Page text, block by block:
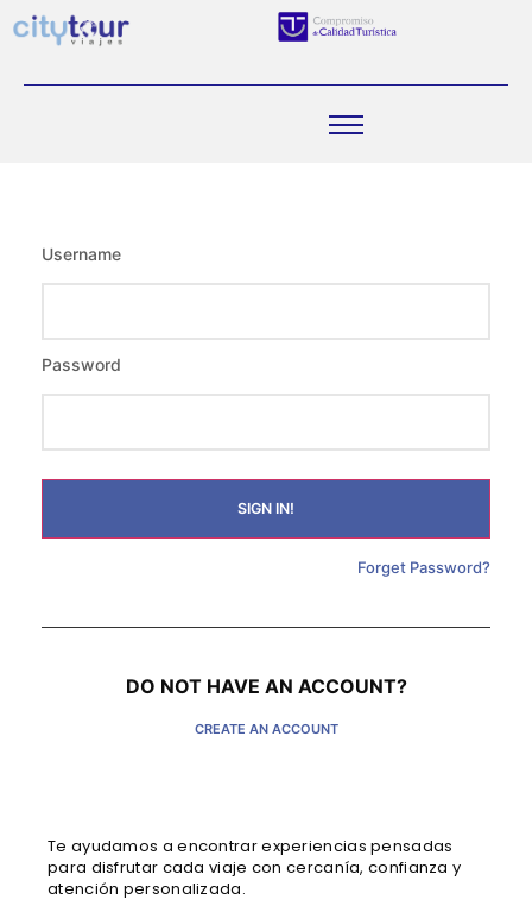
Username
Password
Forget Password?
DO NOT HAVE AN ACCOUNT?
CREATE AN ACCOUNT
Te ayudamos a encontrar experiencias pensadas
para disfrutar cada viaje con cercanía, confianza y
atención personalizada.